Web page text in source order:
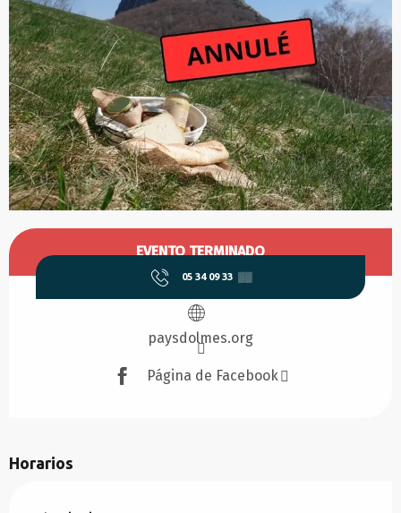
Horarios y datos de contacto
EVENTO TERMINADO
05 34 09 33 ▒▒
paysdolmes.org
Página de Facebook
Horarios